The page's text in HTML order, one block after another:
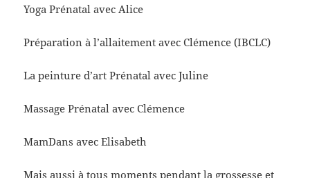
Yoga Prénatal avec Alice
Préparation à l’allaitement avec Clémence (IBCLC)
La peinture d’art Prénatal avec Juline
Massage Prénatal avec Clémence
MamDans avec Elisabeth
Mais aussi à tous moments pendant la grossesse et